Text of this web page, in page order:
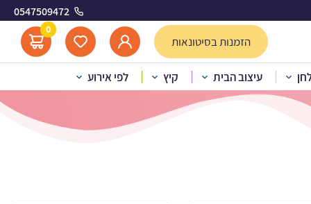
0547509472
הזמנות בסיטונאות
0
עיצוב הבית קיץ לפי אירוע